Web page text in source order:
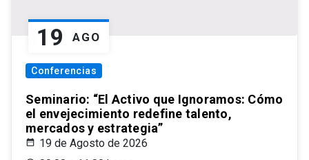
19 AGO
Conferencias
Seminario: “El Activo que Ignoramos: Cómo
el envejecimiento redefine talento,
mercados y estrategia”
19 de Agosto de 2026